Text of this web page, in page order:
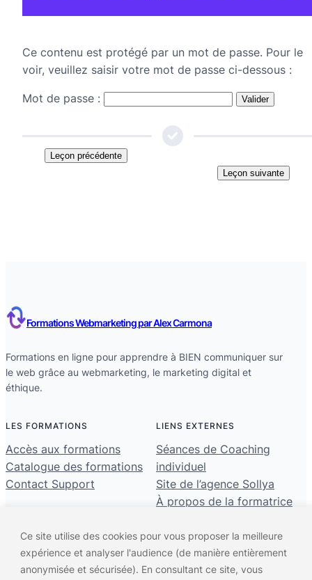
Ce site utilise des cookies pour vous proposer la meilleure
expérience et analyser l'audience (de manière entièrement
anonymisée et sécurisée). En consultant ce site, vous
Ce contenu est protégé par un mot de passe. Pour le
voir, veuillez saisir votre mot de passe ci-dessous :
Mot de passe :
Leçon précédente
Leçon suivante
Formations Webmarketing par Alex Carmona
Formations en ligne pour apprendre à BIEN communiquer sur
le web grâce au webmarketing, le marketing digital et
éthique.
LES FORMATIONS
Accès aux formations
Catalogue des formations
Contact Support
LIENS EXTERNES
Séances de Coaching
individuel
Site de l’agence Sollya
À propos de la formatrice
Formations Webmarketing par Alex